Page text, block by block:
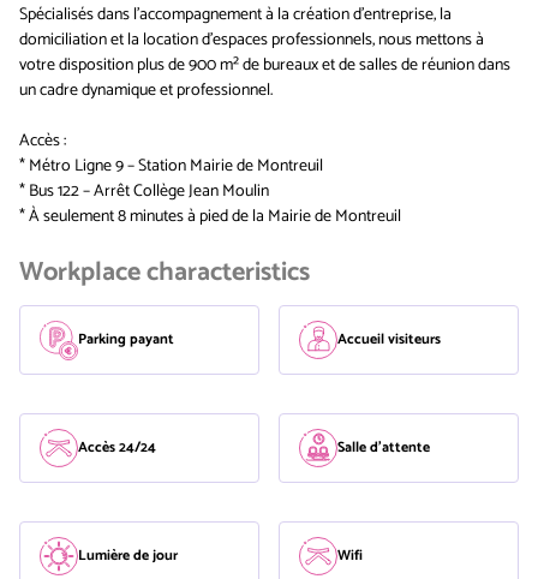
Spécialisés dans l'accompagnement à la création d'entreprise, la
domiciliation et la location d'espaces professionnels, nous mettons à
votre disposition plus de 900 m² de bureaux et de salles de réunion dans
un cadre dynamique et professionnel.
Accès :
* Métro Ligne 9 – Station Mairie de Montreuil
* Bus 122 – Arrêt Collège Jean Moulin
* À seulement 8 minutes à pied de la Mairie de Montreuil
Workplace characteristics
Parking payant Accueil visiteurs
Accès 24/24 Salle d'attente
Lumière de jour Wifi